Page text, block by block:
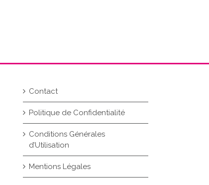
Contact
Politique de Confidentialité
Conditions Générales
d’Utilisation
Mentions Légales